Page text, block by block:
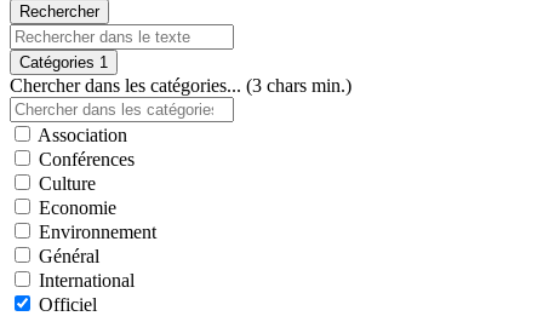
Rechercher
Catégories 1
Chercher dans les catégories... (3 chars min.)
Association
Conférences
Culture
Economie
Environnement
Général
International
Officiel